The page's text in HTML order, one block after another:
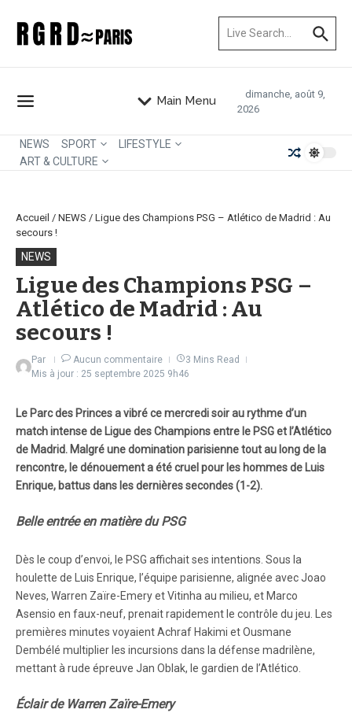
Main Menu
dimanche, août 9,
2026
NEWS SPORT
LIFESTYLE
ART & CULTURE
Accueil / NEWS / Ligue des Champions PSG – Atlético de Madrid : Au
secours !
NEWS
Ligue des Champions PSG –
Atlético de Madrid : Au
secours !
Par Aucun commentaire
3 Mins Read
Mis à jour : 25 septembre 2025 9h46
Le Parc des Princes a vibré ce mercredi soir au rythme d’un
match intense de Ligue des Champions entre le PSG et l’Atlético
de Madrid. Malgré une domination parisienne tout au long de la
rencontre, le dénouement a été cruel pour les hommes de Luis
Enrique, battus dans les dernières secondes (1-2).
Belle entrée en matière du PSG
Dès le coup d’envoi, le PSG affichait ses intentions. Sous la
houlette de Luis Enrique, l’équipe parisienne, alignée avec Joao
Neves, Warren Zaïre-Emery et Vitinha au milieu, et Marco
Asensio en faux-neuf, prenait rapidement le contrôle du jeu. Les
premières minutes voyaient Achraf Hakimi et Ousmane
Dembélé multiplier les incursions dans la défense madrilène,
mettant à rude épreuve Jan Oblak, le gardien de l’Atlético.
Éclair de Warren Zaïre-Emery